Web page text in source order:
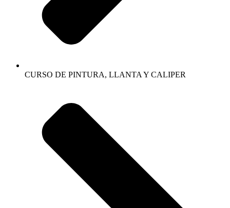
CURSO DE PINTURA, LLANTA Y CALIPER